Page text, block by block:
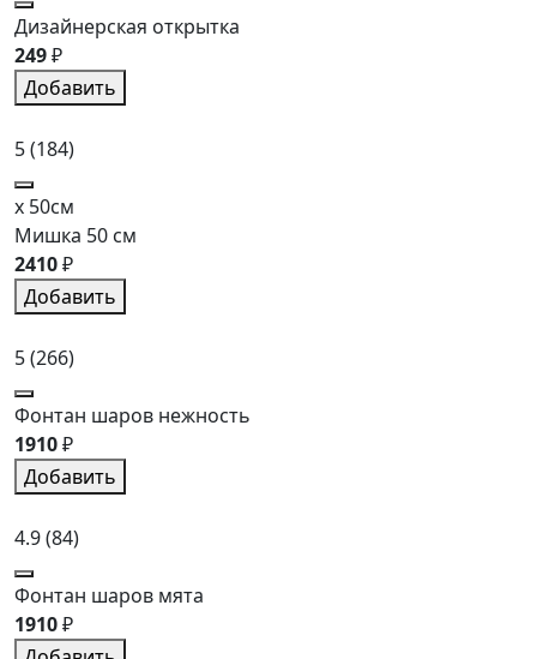
Дизайнерская открытка
249₽
Добавить
5(184)
x 50см
Мишка 50 см
2410₽
Добавить
5(266)
Фонтан шаров нежность
1910₽
Добавить
4.9(84)
Фонтан шаров мята
1910₽